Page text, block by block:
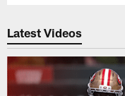
Latest Videos